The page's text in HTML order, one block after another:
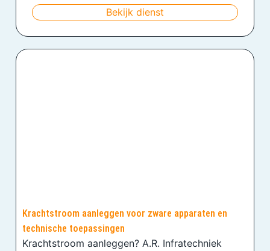
Bekijk dienst
Krachtstroom aanleggen voor zware apparaten en
technische toepassingen
Krachtstroom aanleggen? A.R. Infratechniek